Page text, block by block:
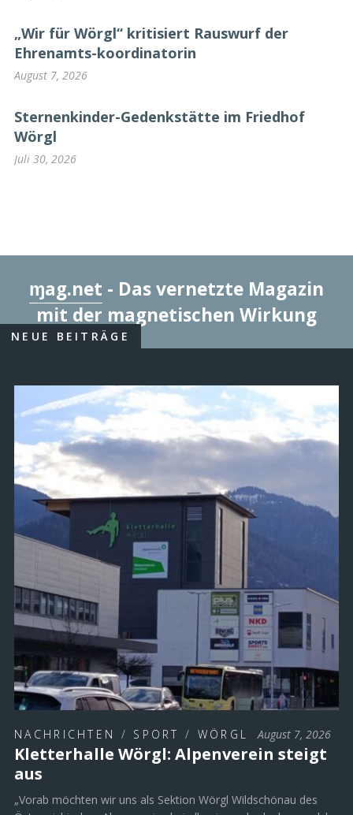
„Wir für Wörgl“ kritisiert Rauswurf der
Ehrenamts-koordinatorin
August 7, 2026
Sternenkinder-Gedenkstätte im Friedhof
Wörgl
Juli 30, 2026
ɱag.net - Das vernetzte Magazin
mit der magnetischen Wirkung
NEUE BEITRÄGE
NACHRICHTEN / SPORT / WÖRGL August 7, 2026
Kletterhalle Wörgl: Alpenverein steigt
aus
„Vorab möchten wir uns als Sektion Wörgl Wildschönau des